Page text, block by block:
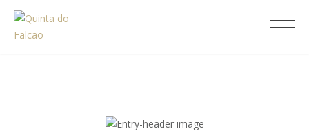
Skip
content